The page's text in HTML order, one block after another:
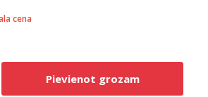
cena
Pievienot grozam